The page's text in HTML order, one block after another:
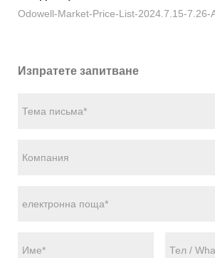
Odowell-Market-Price-List-2024.7.15-7.26-
Изпратете запитване